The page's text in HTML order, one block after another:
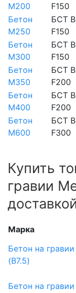
М200
F150
Бетон
М250
БСТ
F150
Бетон
М300
БСТ
F150
Бетон
М350
БСТ
F200
Бетон
М400
БСТ
F200
Бетон
М600
БСТ
F300
Купить
гравии
Марка
Бетон на
(B7.5)
Бетон на